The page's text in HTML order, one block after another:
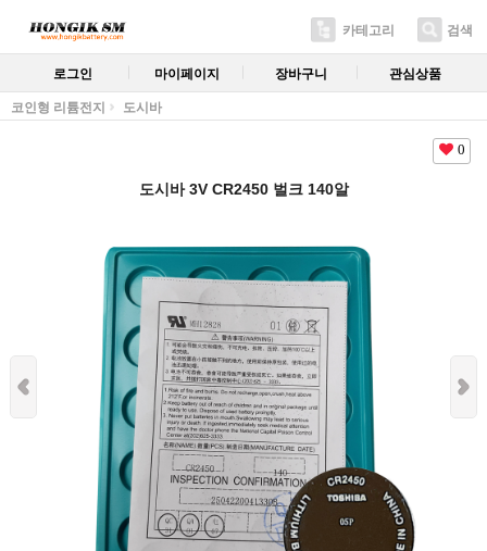
카테고리 검색
로그인 마이페이지 장바구니 관심상품
코인형 리튬전지 도시바
0
도시바 3V CR2450 벌크 140알